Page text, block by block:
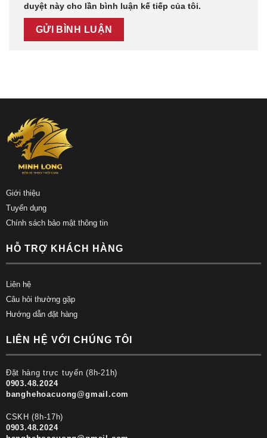
duyệt này cho lần bình luận kế tiếp của tôi.
Giới thiệu
Tuyển dụng
Chính sách bảo mật thông tin
HỖ TRỢ KHÁCH HÀNG
Liên hệ
Câu hỏi thường gặp
Hướng dẫn đặt hàng
LIÊN HỆ VỚI CHÚNG TÔI
Đặt hàng trực tuyến (8h-21h)
0903.48.2024
banghehoacuong@gmail.com
CSKH (8h-17h)
0903.48.2024